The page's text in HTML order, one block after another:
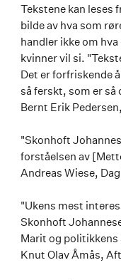
Tekstene kan leses
bilde av hva som
handler ikke om
kvinner vil si.
Det er forfriskende
så ferskt, som er
Bernt Erik
"Skonhoft
forståelsen av
Andreas Wiese,
"Ukens mest
Skonhoft
Marit og politikkens
Knut Olav Åmås,